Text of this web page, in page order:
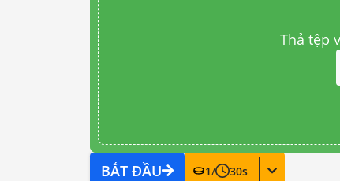
Thả tệp
BẮT ĐẦU 1/ 30s